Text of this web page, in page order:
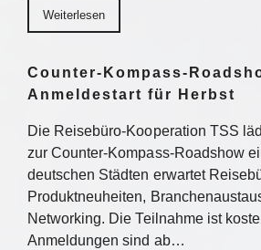
Weiterlesen
Counter-Kompass-
Anmeldestart für Herbst
Die Reisebüro-Kooperation TSS
zur Counter-Kompass-Roadshow
deutschen Städten erwartet
Produktneuheiten,
Networking. Die Teilnahme ist
Anmeldungen sind ab…